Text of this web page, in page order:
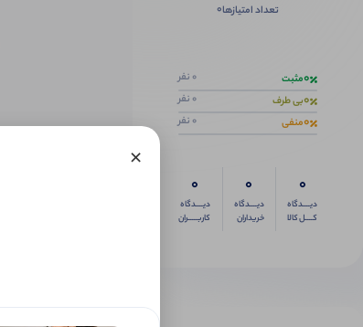
تعداد امتیازها0
0مثبت 0 نفر
0بی طرف 0 نفر
0منفی 0 نفر
0
دیــــدگاه
کــــل کالا
0
دیــــدگاه
خریداران
0
دیــــدگاه
کاربـــــران
×